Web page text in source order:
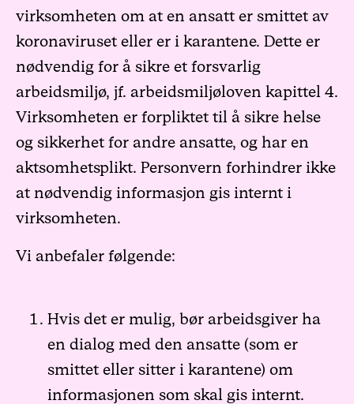
virksomheten om at en ansatt er smittet av
koronaviruset eller er i karantene. Dette er
nødvendig for å sikre et forsvarlig
arbeidsmiljø, jf. arbeidsmiljøloven kapittel 4.
Virksomheten er forpliktet til å sikre helse
og sikkerhet for andre ansatte, og har en
aktsomhetsplikt. Personvern forhindrer ikke
at nødvendig informasjon gis internt i
virksomheten.
Vi anbefaler følgende:
Hvis det er mulig, bør arbeidsgiver ha
en dialog med den ansatte (som er
smittet eller sitter i karantene) om
informasjonen som skal gis internt.